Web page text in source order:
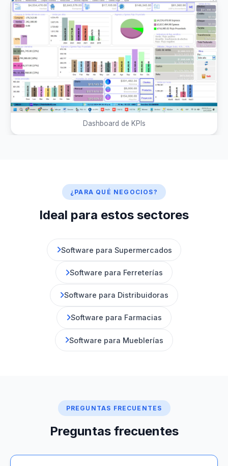
Dashboard de KPIs
¿PARA QUÉ NEGOCIOS?
Ideal para estos sectores
Software para Supermercados
Software para Ferreterías
Software para Distribuidoras
Software para Farmacias
Software para Mueblerías
PREGUNTAS FRECUENTES
Preguntas frecuentes